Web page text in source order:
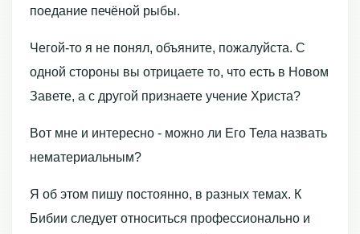
поедание печёной рыбы.
Чегой-то я не понял, объяните, пожалуйста. С
одной стороны вы отрицаете то, что есть в Новом
Завете, а с другой признаете учение Христа?
Вот мне и интересно - можно ли Его Тела назвать
нематериальным?
Я об этом пишу постоянно, в разных темах. К
Бибии следует относиться профессионально и